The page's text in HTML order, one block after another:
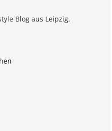
Blog aus Leipzig,